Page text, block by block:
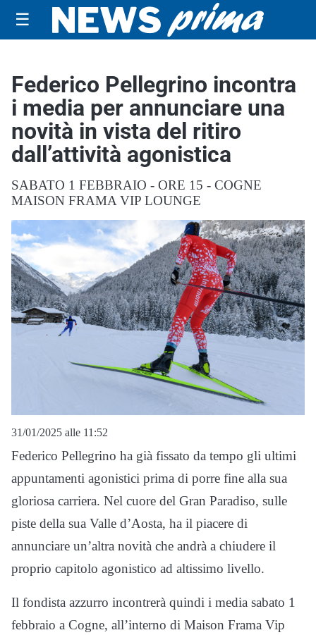
☰
Federico Pellegrino incontra
i media per annunciare una
novità in vista del ritiro
dall’attività agonistica
SABATO 1 FEBBRAIO - ORE 15 - COGNE
MAISON FRAMA VIP LOUNGE
31/01/2025 alle 11:52
Federico Pellegrino ha già fissato da tempo gli ultimi
appuntamenti agonistici prima di porre fine alla sua
gloriosa carriera. Nel cuore del Gran Paradiso, sulle
piste della sua Valle d’Aosta, ha il piacere di
annunciare un’altra novità che andrà a chiudere il
proprio capitolo agonistico ad altissimo livello.
Il fondista azzurro incontrerà quindi i media sabato 1
febbraio a Cogne, all’interno di Maison Frama Vip